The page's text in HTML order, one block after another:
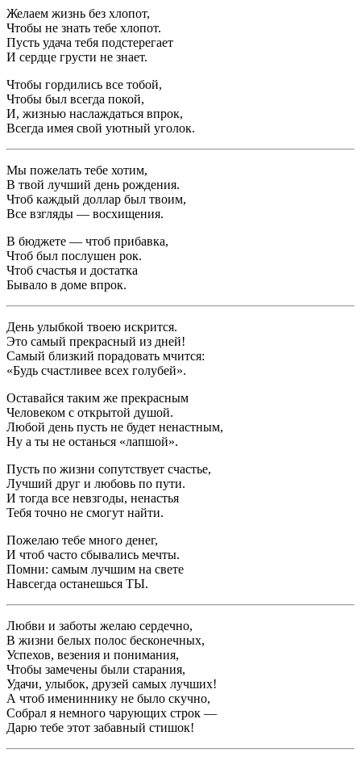
Желаем жизнь без хлопот,
Чтобы не знать тебе хлопот.
Пусть удача тебя подстерегает
И сердце грусти не знает.
Чтобы гордились все тобой,
Чтобы был всегда покой,
И, жизнью наслаждаться впрок,
Всегда имея свой уютный уголок.
Мы пожелать тебе хотим,
В твой лучший день рождения.
Чтоб каждый доллар был твоим,
Все взгляды — восхищения.
В бюджете — чтоб прибавка,
Чтоб был послушен рок.
Чтоб счастья и достатка
Бывало в доме впрок.
День улыбкой твоею искрится.
Это самый прекрасный из дней!
Самый близкий порадовать мчится:
«Будь счастливее всех голубей».
Оставайся таким же прекрасным
Человеком с открытой душой.
Любой день пусть не будет ненастным,
Ну а ты не останься «лапшой».
Пусть по жизни сопутствует счастье,
Лучший друг и любовь по пути.
И тогда все невзгоды, ненастья
Тебя точно не смогут найти.
Пожелаю тебе много денег,
И чтоб часто сбывались мечты.
Помни: самым лучшим на свете
Навсегда останешься ТЫ.
Любви и заботы желаю сердечно,
В жизни белых полос бесконечных,
Успехов, везения и понимания,
Чтобы замечены были старания,
Удачи, улыбок, друзей самых лучших!
А чтоб имениннику не было скучно,
Собрал я немного чарующих строк —
Дарю тебе этот забавный стишок!